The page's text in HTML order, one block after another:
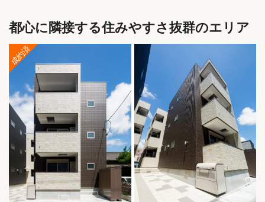
都心に隣接する住みやすさ抜群のエリア